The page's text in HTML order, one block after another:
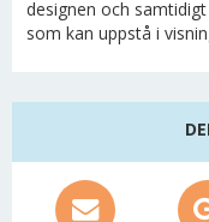
designen och
som kan uppstå i